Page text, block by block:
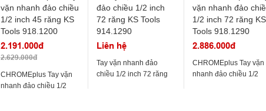
2.191.000đ
2.629.000đ
CHROMEplus Tay vặn
nhanh đảo chiều 1/2
Liên hệ
Tay vặn nhanh đảo
chiều 1/2 inch 72 răng
2.886.000đ
CHROMEplus Tay vặn
nhanh đảo chiều 1/2